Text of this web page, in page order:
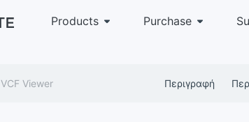
Products Purchase
VCF Viewer Περιγραφή